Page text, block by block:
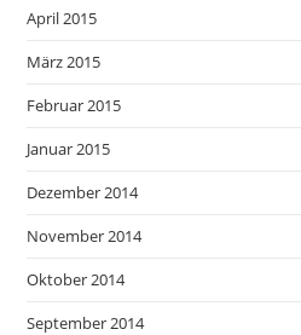
April 2015
März 2015
Februar 2015
Januar 2015
Dezember 2014
November 2014
Oktober 2014
September 2014